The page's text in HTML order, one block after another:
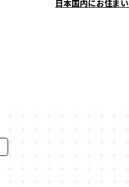
日本国内にお住ま